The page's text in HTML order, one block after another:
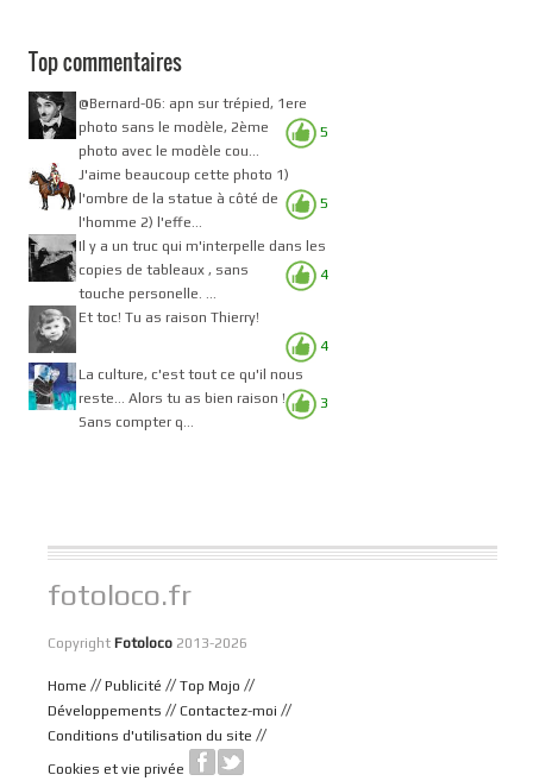
Top commentaires
5
@Bernard-06: apn sur trépied, 1ere
photo sans le modèle, 2ème
photo avec le modèle cou...
5
J'aime beaucoup cette photo 1)
l'ombre de la statue à côté de
l'homme 2) l'effe...
4
Il y a un truc qui m'interpelle dans les
copies de tableaux , sans
touche personelle. ...
4
Et toc! Tu as raison Thierry!
3
La culture, c'est tout ce qu'il nous
reste... Alors tu as bien raison !
Sans compter q...
fotoloco.fr
Copyright Fotoloco 2013-2026
Home // Publicité // Top Mojo //
Développements // Contactez-moi //
Conditions d'utilisation du site //
Cookies et vie privée